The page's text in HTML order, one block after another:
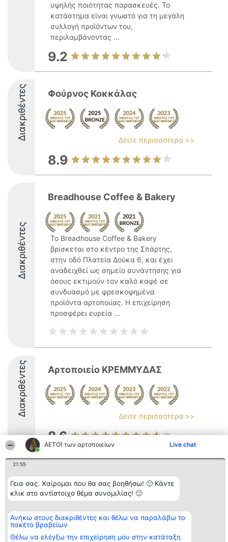
ΑΕΤΟΊ των αρτοποιείων Live chat
21:55
Γεια σας. Χαίρομαι που θα σας βοηθήσω! 🙂 Κάντε
κλικ στο αντίστοιχο θέμα συνομιλίας! 🙂
Ανήκω στους διακριθέντες και θέλω να παραλάβω το
πακέτο βραβείων
Θέλω να ελέγξω την επιχείρηση μου στην κατάταξη
υψηλής ποιότητας παρασκευές. Το
κατάστημα είναι γνωστό για τη μεγάλη
συλλογή προϊόντων του,
περιλαμβάνοντας ...
9.2
Διακριθέντες Φούρνος Κοκκάλας
Δείτε περισσότερα >>
8.9
Διακριθέντες
Breadhouse Coffee & Bakery
Το Breadhouse Coffee & Bakery
βρίσκεται στο κέντρο της Σπάρτης,
στην οδό Πλατεία Δούκα 6, και έχει
αναδειχθεί ως σημείο συνάντησης για
όσους εκτιμούν τον καλό καφέ σε
συνδυασμό με φρεσκοψημένα
προϊόντα αρτοποιίας. Η επιχείρηση
προσφέρει ευρεία ...
Διακριθέντες Αρτοποιείο ΚΡΕΜΜΥΔΑΣ
Δείτε περισσότερα >>
8.6
κατάταξης
BEAUTIFUL COMPANY
Μονοπρόσωπη ΙΚΕ
ΤΗΛ. ΕΠΙΚΟΙΝΩΝΙΑΣ:
email:
aetoi@beautifulcompany.co
Λίστα όλων
των
διακριθέντων
Όροι &
ΑΠΟΡΡΗΤΟΥ
Επικοινωνία